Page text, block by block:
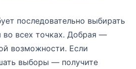
последовательно выбирать
во всех точках. Добрая —
возможности. Если
выборы — получите